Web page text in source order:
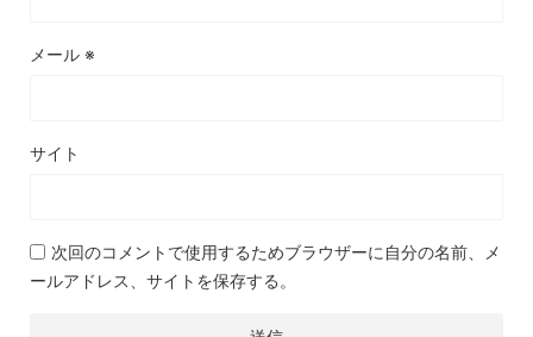
メール ※
サイト
次回のコメントで使用するためブラウザーに自分の名前、メ
ールアドレス、サイトを保存する。